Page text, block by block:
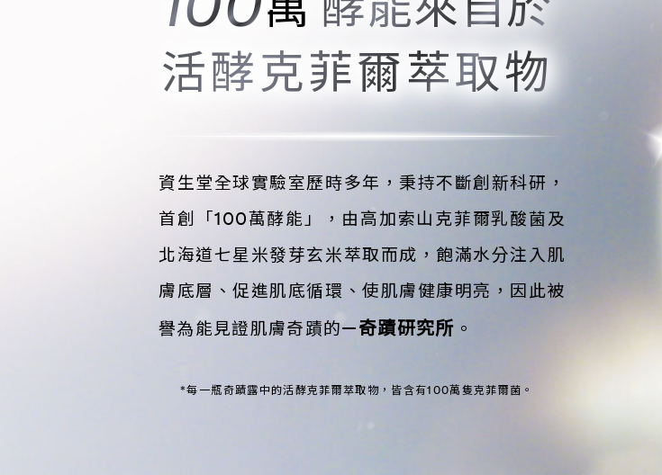
活酵克菲爾萃取物
資生堂全球實驗室歷時多年，秉持不斷創新科研，
首創「100萬酵能」，由高加索山克菲爾乳酸菌及
北海道七星米發芽玄米萃取而成，飽滿水分注入肌
膚底層、促進肌底循環、使肌膚健康明亮，因此被
譽為能見證肌膚奇蹟的—奇蹟研究所 。
*每一瓶奇蹟露中的活酵克菲爾萃取物，皆含有100萬隻克菲爾菌。